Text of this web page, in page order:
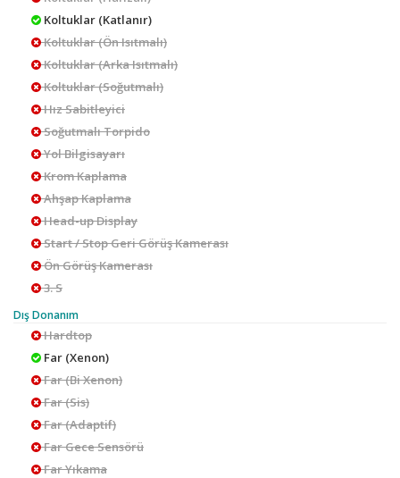
Koltuklar (Katlanır)
Koltuklar (Ön Isıtmalı)
Koltuklar (Arka Isıtmalı)
Koltuklar (Soğutmalı)
Hız Sabitleyici
Soğutmalı Torpido
Yol Bilgisayarı
Krom Kaplama
Ahşap Kaplama
Head-up Display
Start / Stop Geri Görüş Kamerası
Ön Görüş Kamerası
3. S
Dış Donanım
Hardtop
Far (Xenon)
Far (Bi Xenon)
Far (Sis)
Far (Adaptif)
Far Gece Sensörü
Far Yıkama